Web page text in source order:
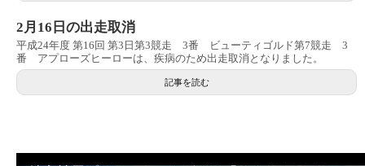
2月16日の出走取消
平成24年度 第16回 第3日第3競走 3番 ビューティゴルド第7競走 3
番 アプローズヒーローは、疾病のため出走取消となりました。
記事を読む